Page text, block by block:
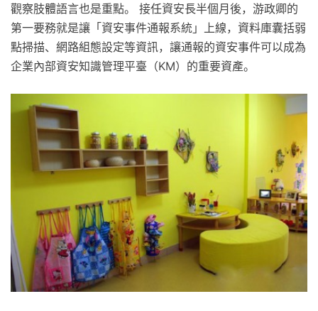
觀察肢體語言也是重點。 接任資安長半個月後，游政卿的
第一要務就是讓「資安事件通報系統」上線，資料庫囊括弱
點掃描、網路組態設定等資訊，讓通報的資安事件可以成為
企業內部資安知識管理平臺（KM）的重要資產。